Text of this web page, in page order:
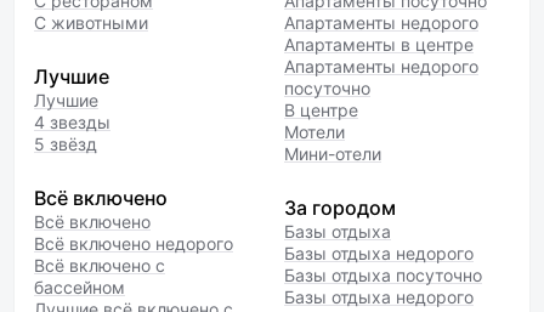
С животными
Лучшие
Лучшие
4 звезды
5 звёзд
Всё включено
Всё включено
Всё включено недорого
Всё включено с
бассейном
Апартаменты недорого
Апартаменты в центре
Апартаменты недорого
посуточно
В центре
Мотели
Мини-отели
За городом
Базы отдыха
Базы отдыха недорого
Базы отдыха посуточно
Базы отдыха недорого